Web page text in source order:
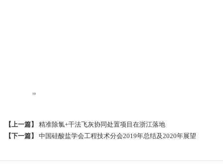
【上一篇】
精准除氯+干法飞灰协同处置项目在浙江落地
【下一篇】 中国硅酸盐学会工程技术分会2019年总结及2020年展望